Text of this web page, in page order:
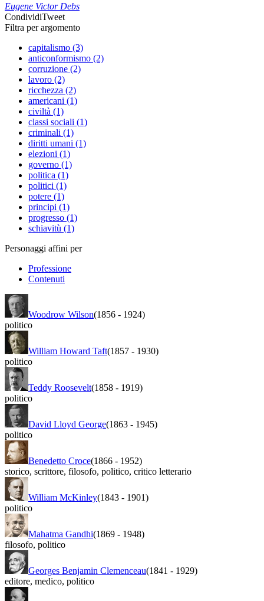
Eugene Victor Debs
CondividiTweet
Filtra per argomento
capitalismo (3)
anticonformismo (2)
corruzione (2)
lavoro (2)
ricchezza (2)
americani (1)
civiltà (1)
classi sociali (1)
criminali (1)
diritti umani (1)
elezioni (1)
governo (1)
politica (1)
politici (1)
potere (1)
principi (1)
progresso (1)
schiavitù (1)
Personaggi affini per
Professione
Contenuti
Woodrow Wilson(1856 - 1924)
politico
William Howard Taft(1857 - 1930)
politico
Teddy Roosevelt(1858 - 1919)
politico
David Lloyd George(1863 - 1945)
politico
Benedetto Croce(1866 - 1952)
storico, scrittore, filosofo, politico, critico letterario
William McKinley(1843 - 1901)
politico
Mahatma Gandhi(1869 - 1948)
filosofo, politico
Georges Benjamin Clemenceau(1841 - 1929)
editore, medico, politico